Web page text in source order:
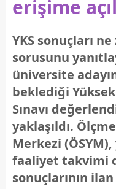
erişime
YKS sonuçları
sorusunu
üniversite
beklediği
Sınavı
yaklaşıldı.
Merkezi (ÖSYM),
faaliyet takvimi
sonuçlarının